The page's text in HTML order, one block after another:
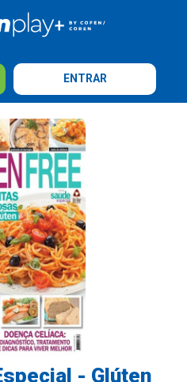
ENTRAR
- Glúten